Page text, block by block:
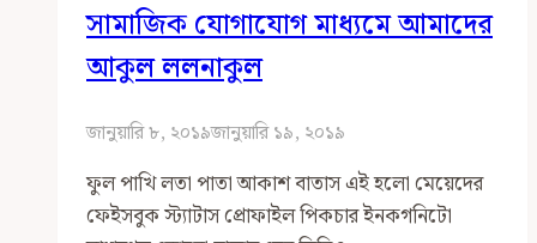
সামাজিক যোগাযোগ মাধ্যমে আমাদের
আকুল ললনাকুল
জানুয়ারি ৮, ২০১৯জানুয়ারি ১৯, ২০১৯
ফুল পাখি লতা পাতা আকাশ বাতাস এই হলো মেয়েদের
ফেইসবুক স্ট্যাটাস প্রোফাইল পিকচার ইনকগনিটো